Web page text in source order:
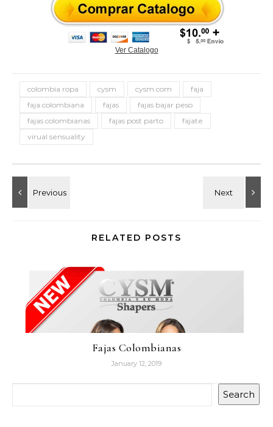
Ver Catalogo
colombia ropa cysm cysm.com
faja
faja colombiana
fajas
fajas bajar peso
fajas colombianas
fajas post parto
fajate
virual sensuality
RELATED POSTS
Fajas Colombianas
January 12, 2019
Search